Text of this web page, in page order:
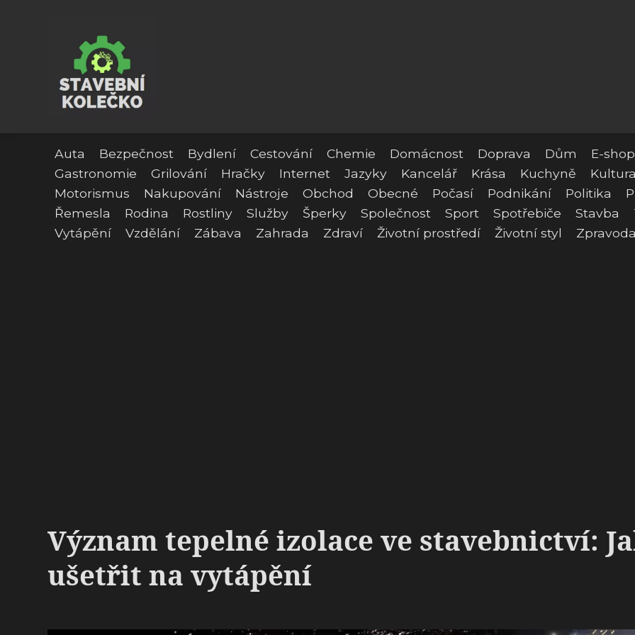
Auta Bezpečnost Bydlení Cestování Chemie Domácnost Doprava Dům
E-
Gastronomie
Grilování Hračky Internet Jazyky Kancelář Krása Kuchyně
Motorismus
Nakupování Nástroje Obchod Obecné Počasí Podnikání Politika
Řemesla
Rodina Rostliny Služby Šperky Společnost Sport Spotřebiče Stavba
Vytápění
Vzdělání Zábava Zahrada Zdraví Životní prostředí Životní styl
Význam tepelné izolace ve stavebnictví:
ušetřit na vytápění